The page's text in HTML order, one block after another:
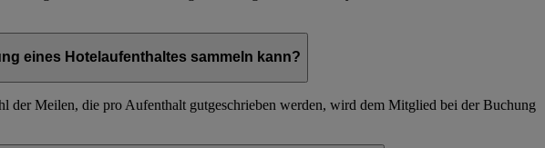
eines Hotelaufenthaltes sammeln kann?
Meilen, die pro Aufenthalt gutgeschrieben werden, wird dem Mitglied bei der Buchung